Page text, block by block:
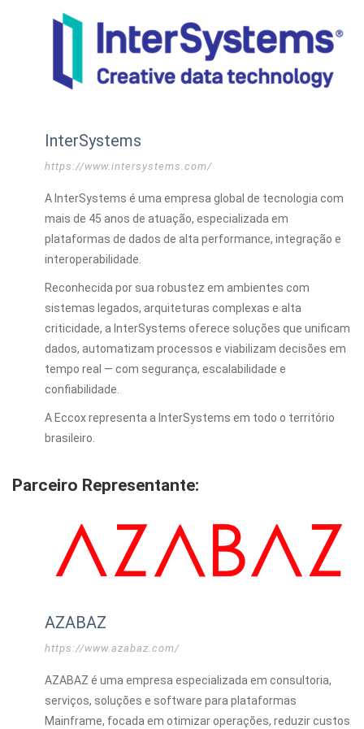
InterSystems
https://www.intersystems.com/
A InterSystems é uma empresa global de tecnologia com
mais de 45 anos de atuação, especializada em
plataformas de dados de alta performance, integração e
interoperabilidade.
Reconhecida por sua robustez em ambientes com
sistemas legados, arquiteturas complexas e alta
criticidade, a InterSystems oferece soluções que unificam
dados, automatizam processos e viabilizam decisões em
tempo real — com segurança, escalabilidade e
confiabilidade.
A Eccox representa a InterSystems em todo o território
brasileiro.
Parceiro Representante:
AZABAZ
https://www.azabaz.com/
AZABAZ é uma empresa especializada em consultoria,
serviços, soluções e software para plataformas
Mainframe, focada em otimizar operações, reduzir custos